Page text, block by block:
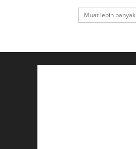
Muat lebih banyak